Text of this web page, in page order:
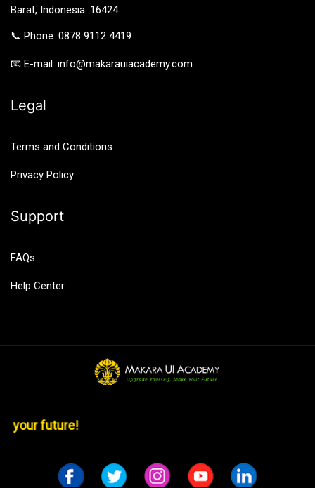
Barat, Indonesia. 16424
📞 Phone: 0878 9112 4419
📧 E-mail: info@makarauiacademy.com
Legal
Terms and Conditions
Privacy Policy
Support
FAQs
Help Center
your future!